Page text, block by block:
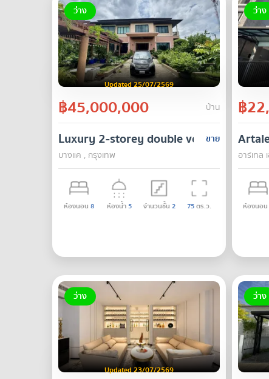
ว่าง
Updated 25/07/2569
฿45,000,000 บ้าน
ขาย
Luxury 2-storey double volume house
บางแค , กรุงเทพ
ห้องนอน 8 ห้องน้ำ5 จำนวนชั้น 2 75ตร.ว.
ว่าง
฿
อาร์เทล
ห้องนอน
ว่าง
Updated 23/07/2569
ว่าง